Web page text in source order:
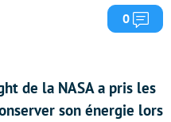
0
de la NASA a pris les
son énergie lors